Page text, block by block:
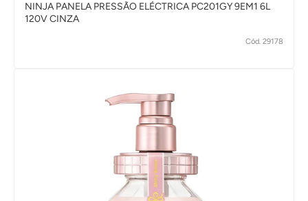
NINJA PANELA PRESSÃO ELÉCTRICA PC201GY 9EM1 6L
120V CINZA
Cód. 29178